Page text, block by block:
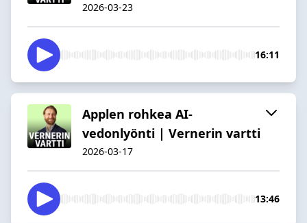
2026-03-23
16:11
Applen rohkea AI-
vedonlyönti | Vernerin vartti
2026-03-17
13:46